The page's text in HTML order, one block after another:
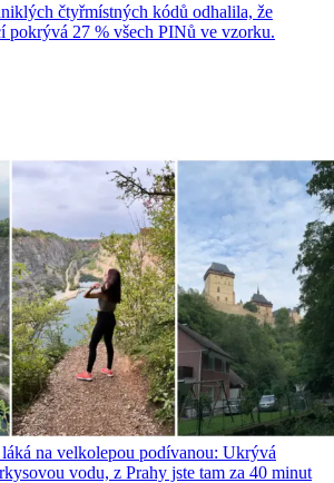
čtyřmístných kódů odhalila, že
pokrývá 27 % všech PINů ve vzorku.
na velkolepou podívanou: Ukrývá
vodu, z Prahy jste tam za 40 minut